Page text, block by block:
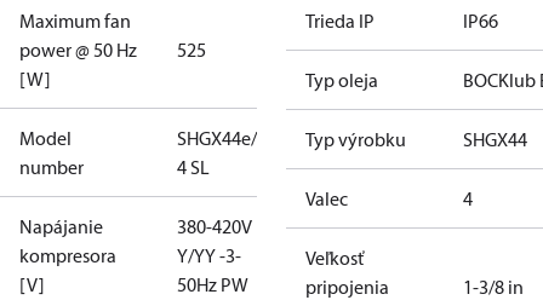
Maximum fan
power @ 50 Hz
[W]
525
Model
number
SHGX44e/475-
4 SL
Napájanie
kompresora
[V]
380-420V
Y/YY -3-
50Hz PW
Trieda IP IP66
Typ oleja BOCKlub
Typ výrobku SHGX44
Valec 4
Veľkosť
pripojenia
1-3/8 in